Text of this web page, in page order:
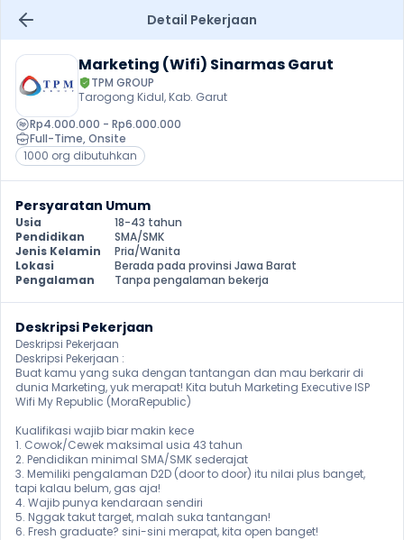
Detail Pekerjaan
Marketing (Wifi) Sinarmas Garut
TPM GROUP
Tarogong Kidul, Kab. Garut
Rp4.000.000 - Rp6.000.000
Full-Time, Onsite
1000 org dibutuhkan
Persyaratan Umum
Usia
18-43 tahun
Pendidikan
SMA/SMK
Jenis Kelamin
Pria/Wanita
Lokasi
Berada pada provinsi Jawa Barat
Pengalaman
Tanpa pengalaman bekerja
Deskripsi Pekerjaan
Deskripsi Pekerjaan
Deskripsi Pekerjaan :
Buat kamu yang suka dengan tantangan dan mau berkarir di
dunia Marketing, yuk merapat! Kita butuh Marketing Executive ISP
Wifi My Republic (MoraRepublic)
Kualifikasi wajib biar makin kece
1. Cowok/Cewek maksimal usia 43 tahun
2. Pendidikan minimal SMA/SMK sederajat
3. Memiliki pengalaman D2D (door to door) itu nilai plus banget,
tapi kalau belum, gas aja!
4. Wajib punya kendaraan sendiri
5. Nggak takut target, malah suka tantangan!
6. Fresh graduate? sini-sini merapat, kita open banget!